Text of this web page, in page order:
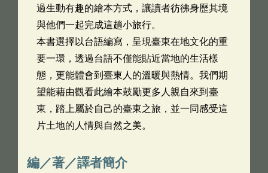
過生動有趣的繪本方式，讓讀者彷彿身歷其境
與他們一起完成這趟小旅行。
本書選擇以台語編寫，呈現臺東在地文化的重
要一環，透過台語不僅能貼近當地的生活樣
態，更能體會到臺東人的溫暖與熱情。我們期
望能藉由觀看此繪本鼓勵更多人親自來到臺
東，踏上屬於自己的臺東之旅，並一同感受這
片土地的人情與自然之美。
編／著／譯者簡介